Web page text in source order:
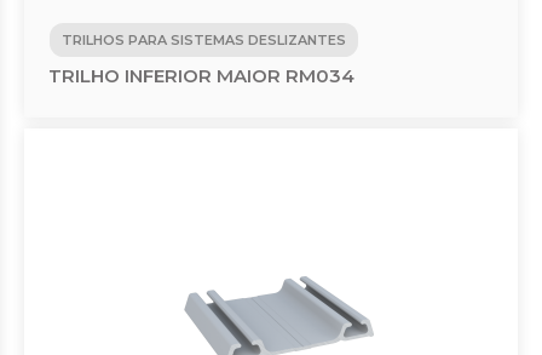
TRILHOS PARA SISTEMAS DESLIZANTES
TRILHO INFERIOR MAIOR RM034